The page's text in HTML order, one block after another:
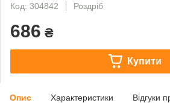
Код: 304842
Роздріб
686 ₴
Купити
Опис Характеристики Відгуки